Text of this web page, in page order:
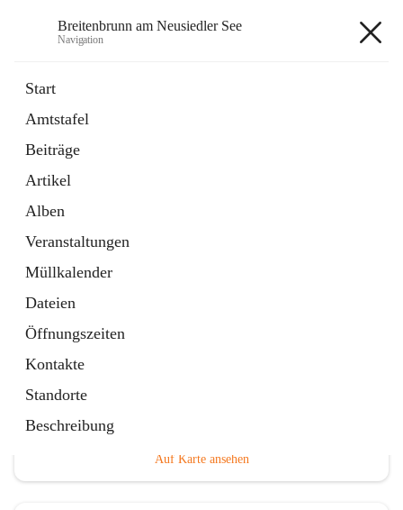
Breitenbrunn am Neusiedler See
Navigation
Start
Amtstafel
Beiträge
Artikel
Alben
Veranstaltungen
Müllkalender
Dateien
Öffnungszeiten
Kontakte
Standorte
Beschreibung
18 Schnellzugriffe
Gemeindeservice
Auf Karte ansehen